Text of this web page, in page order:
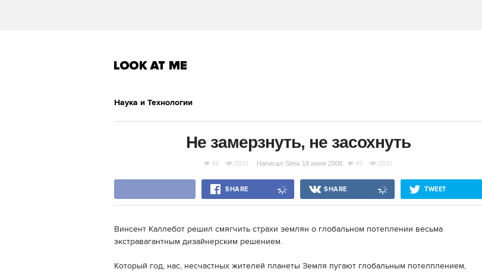
Наука и Технологии
Не замерзнуть, не засохнуть
49 2033 Написал Sima 18 июня 2008 49 2033
SHARE SHARE TWEET
Винсент Каллебот решил смягчить страхи землян о глобальном потеплении весьма
экстравагантным дизайнерским решением.
Который год, нас, несчастных жителей планеты Земля пугают глобальным потелплением,